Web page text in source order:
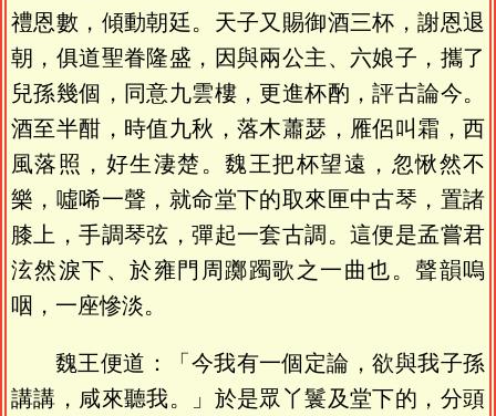
禮恩數，傾動朝廷。天子又賜御酒三杯，謝恩退
朝，俱道聖眷隆盛，因與兩公主、六娘子，攜了
兒孫幾個，同意九雲樓，更進杯酌，評古論今。
酒至半酣，時值九秋，落木蕭瑟，雁侶叫霜，西
風落照，好生淒楚。魏王把杯望遠，忽愀然不
樂，噓唏一聲，就命堂下的取來匣中古琴，置諸
膝上，手調琴弦，彈起一套古調。這便是孟嘗君
泫然淚下、於雍門周躑躅歌之一曲也。聲韻嗚
咽，一座慘淡。
魏王便道：「今我有一個定論，欲與我子孫
講講，咸來聽我。」於是眾丫鬟及堂下的，分頭